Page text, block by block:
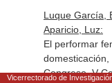
Luque García,
Aparicio, Luz:
El performar
Congreso. V
Vicerrectorado de